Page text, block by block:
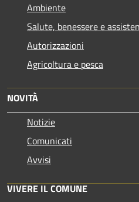
Ambiente
Salute, benessere e
Autorizzazioni
Agricoltura e pesca
NOVITÀ
Notizie
Comunicati
Avvisi
VIVERE IL COMUNE